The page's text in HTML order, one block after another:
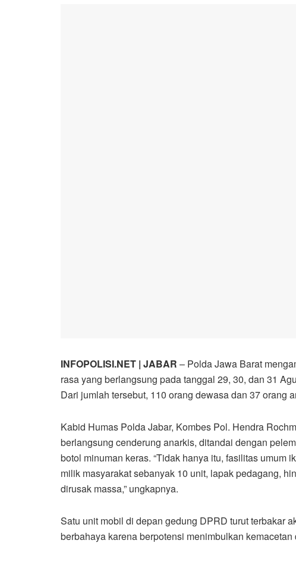
INFOPOLISI.NET | JABAR – Polda Jawa Barat
rasa yang berlangsung pada tanggal 29, 30, dan 31
Dari jumlah tersebut, 110 orang dewasa dan 37 orang
Kabid Humas Polda Jabar, Kombes Pol. Hendra
berlangsung cenderung anarkis, ditandai dengan
botol minuman keras. “Tidak hanya itu, fasilitas umum
milik masyarakat sebanyak 10 unit, lapak pedagang,
dirusak massa,” ungkapnya.
Satu unit mobil di depan gedung DPRD turut terbakar
berbahaya karena berpotensi menimbulkan